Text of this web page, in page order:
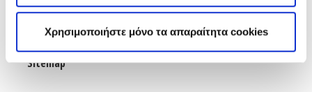
Χρησιμοποιήστε μόνο τα απαραίτητα cookies
Βρείτε μας εδώ
Αθήνα
Θεσσαλονίκη
Sitemap